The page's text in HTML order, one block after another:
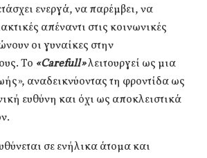
ενεργά, να παρέμβει, να
απέναντι στις κοινωνικές
οι γυναίκες στην
Το «Carefull»λειτουργεί ως μια
αναδεικνύοντας τη φροντίδα ως
ευθύνη και όχι ως αποκλειστικά
σε ενήλικα άτομα και